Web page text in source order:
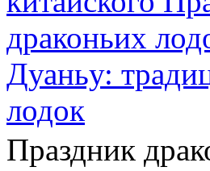
Дуаньу:
лодок
Праздник